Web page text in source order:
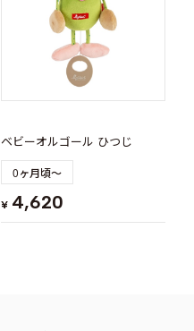
ベビーオルゴール ひつじ
0ヶ月頃～
¥ 4,620